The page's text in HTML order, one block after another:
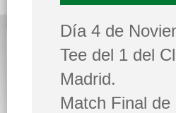
Día 4 de
Tee del 1 del
Madrid.
Match Final